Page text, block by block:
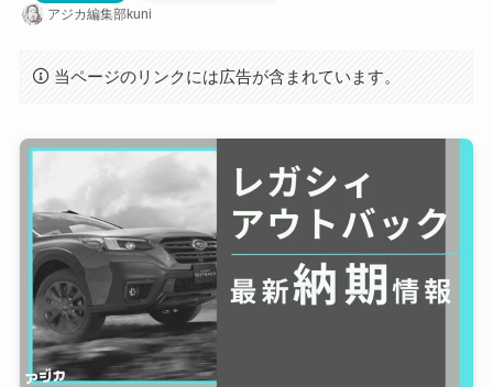
アジカ編集部kuni
当ページのリンクには広告が含まれています。